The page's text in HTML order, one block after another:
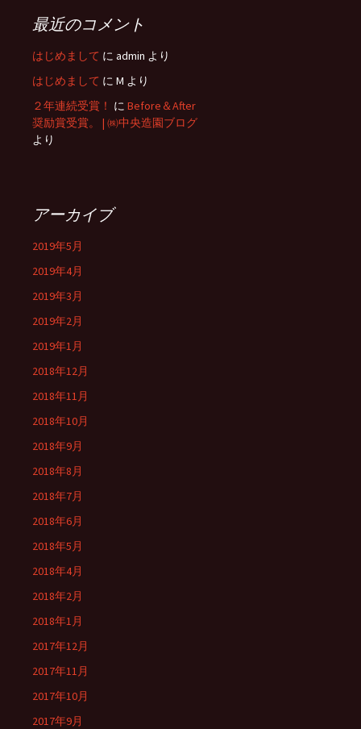
最近のコメント
はじめまして に admin より
はじめまして に M より
２年連続受賞！ に Before＆After
奨励賞受賞。 | ㈱中央造園ブログ
より
アーカイブ
2019年5月
2019年4月
2019年3月
2019年2月
2019年1月
2018年12月
2018年11月
2018年10月
2018年9月
2018年8月
2018年7月
2018年6月
2018年5月
2018年4月
2018年2月
2018年1月
2017年12月
2017年11月
2017年10月
2017年9月